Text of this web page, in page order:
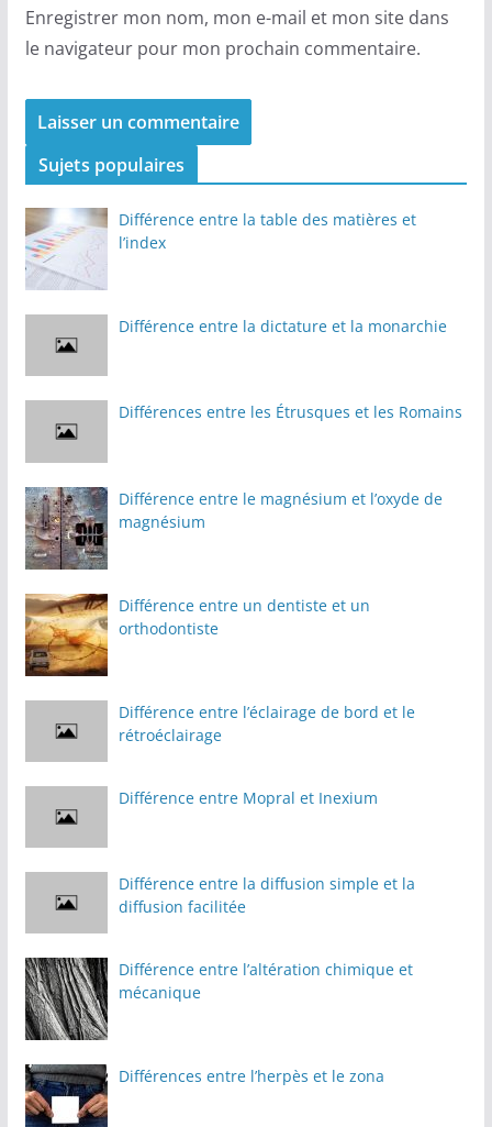
Enregistrer mon nom, mon e-mail et mon site dans
le navigateur pour mon prochain commentaire.
Sujets populaires
Différence entre la table des matières et
l’index
Différence entre la dictature et la monarchie
Différences entre les Étrusques et les Romains
Différence entre le magnésium et l’oxyde de
magnésium
Différence entre un dentiste et un
orthodontiste
Différence entre l’éclairage de bord et le
rétroéclairage
Différence entre Mopral et Inexium
Différence entre la diffusion simple et la
diffusion facilitée
Différence entre l’altération chimique et
mécanique
Différences entre l’herpès et le zona